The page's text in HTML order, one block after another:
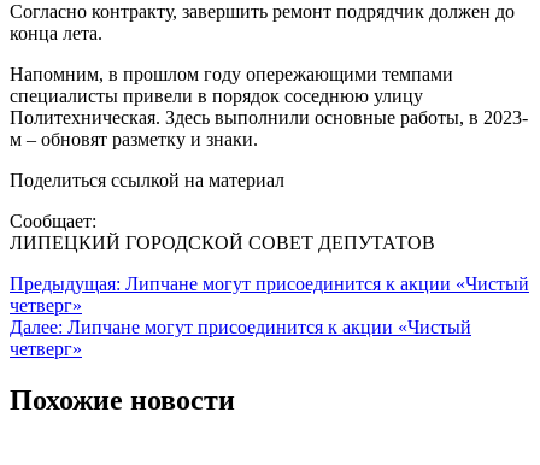
Согласно контракту, завершить ремонт подрядчик должен до
конца лета.
Напомним, в прошлом году опережающими темпами
специалисты привели в порядок соседнюю улицу
Политехническая. Здесь выполнили основные работы, в 2023-
м – обновят разметку и знаки.
Поделиться ссылкой на материал
Сообщает:
ЛИПЕЦКИЙ ГОРОДСКОЙ СОВЕТ ДЕПУТАТОВ
Навигация
по
записям
Предыдущая: Липчане могут присоединится к акции «Чистый
четверг»
Далее: Липчане могут присоединится к акции «Чистый
четверг»
Похожие новости